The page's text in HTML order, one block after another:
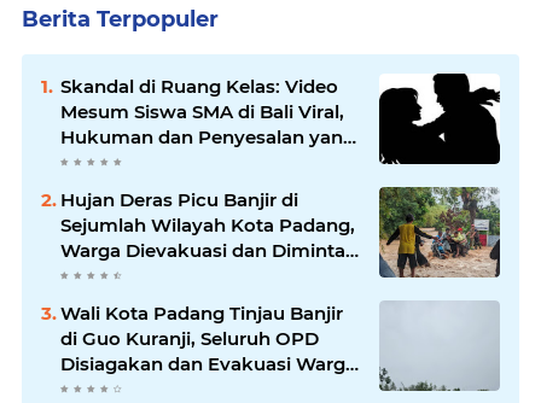
Berita Terpopuler
Skandal di Ruang Kelas: Video
Mesum Siswa SMA di Bali Viral,
Hukuman dan Penyesalan yang
Mengikuti
Hujan Deras Picu Banjir di
Sejumlah Wilayah Kota Padang,
Warga Dievakuasi dan Diminta
Waspada Banjir Susulan
Wali Kota Padang Tinjau Banjir
di Guo Kuranji, Seluruh OPD
Disiagakan dan Evakuasi Warga
Dipercepat